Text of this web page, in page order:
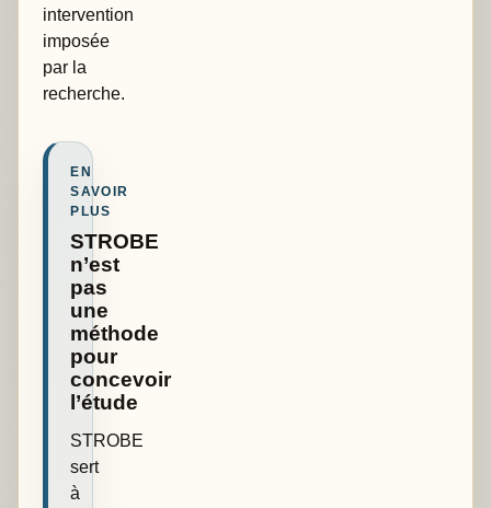
intervention
imposée
par la
recherche.
EN
SAVOIR
PLUS
STROBE
n’est
pas
une
méthode
pour
concevoir
l’étude
STROBE
sert
à